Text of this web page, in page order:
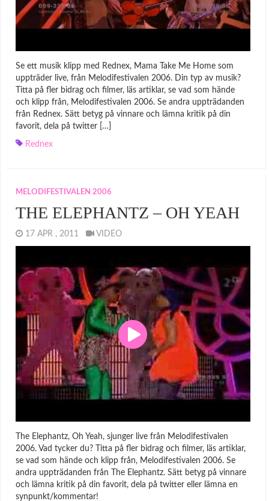
Se ett musik klipp med Rednex, Mama Take Me Home som
uppträder live, från Melodifestivalen 2006. Din typ av musik?
Titta på fler bidrag och filmer, läs artiklar, se vad som hände
och klipp från, Melodifestivalen 2006. Se andra uppträdanden
från Rednex. Sätt betyg på vinnare och lämna kritik på din
favorit, dela på twitter […]
Rednex
MELODIFESTIVALEN 2006
THE ELEPHANTZ – OH YEAH
17 APR , 2011 VIDEO
The Elephantz, Oh Yeah, sjunger live från Melodifestivalen
2006. Vad tycker du? Titta på fler bidrag och filmer, läs artiklar,
se vad som hände och klipp från, Melodifestivalen 2006. Se
andra uppträdanden från The Elephantz. Sätt betyg på vinnare
och lämna kritik på din favorit, dela på twitter eller lämna en
synpunkt/kommentar!